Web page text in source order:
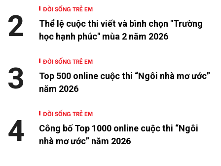
ĐỜI SỐNG TRẺ EM
Thể lệ cuộc thi viết và bình chọn "Trường
học hạnh phúc" mùa 2 năm 2026
2
ĐỜI SỐNG TRẺ EM
Top 500 online cuộc thi “Ngôi nhà mơ ước”
năm 2026
3
ĐỜI SỐNG TRẺ EM
Công bố Top 1000 online cuộc thi “Ngôi
nhà mơ ước” năm 2026
4